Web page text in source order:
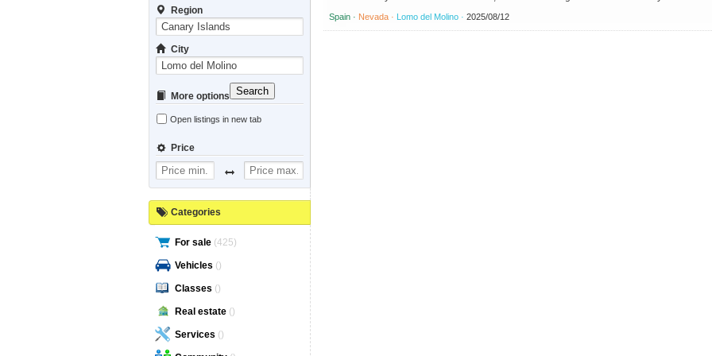
Spain · Nevada · Lomo del Molino ·2025/08/12
Region
City
More options
Open listings in new tab
Price
Search
Categories
For sale (425)
Vehicles ()
Classes ()
Real estate ()
Services ()